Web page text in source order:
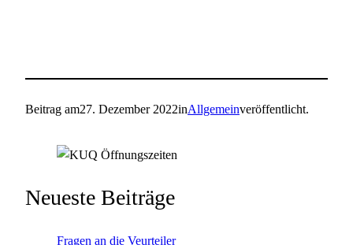
Beitrag am27. Dezember 2022inAllgemeinveröffentlicht.
Neueste Beiträge
Fragen an die Veurteiler